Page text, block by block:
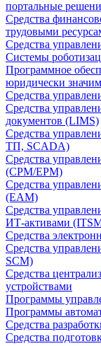
портальные
Средства
трудовыми
Средства
Системы
Программное
юридически
Средства
Средства
документов (LIMS)
Средства
ТП, SCADA)
Средства
(CPM/EPM)
Средства
(EAM)
Средства
ИТ-активами
Средства
Средства
SCM)
Средства
устройствами
Программы
Программы
Средства
Средства